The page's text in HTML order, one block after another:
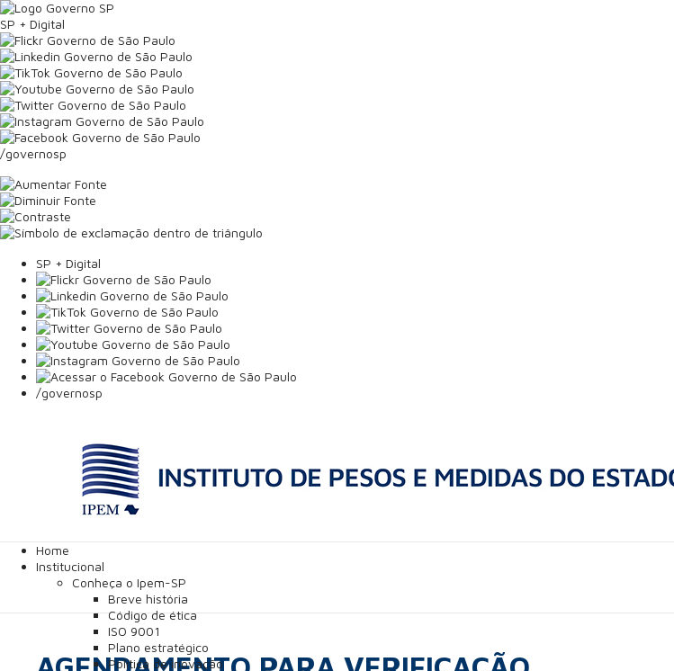
SP + Digital
/governosp
SP + Digital
/governosp
Home
Institucional
Conheça o Ipem-SP
Breve história
Código de ética
ISO 9001
Plano estratégico
Política de inovação